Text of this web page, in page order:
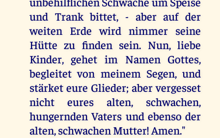
und Trank bittet, - aber auf der
weiten Erde wird nimmer seine
Hütte zu finden sein. Nun, liebe
Kinder, gehet im Namen Gottes,
begleitet von meinem Segen, und
stärket eure Glieder; aber vergesset
nicht eures alten, schwachen,
hungernden Vaters und ebenso der
alten, schwachen Mutter! Amen."